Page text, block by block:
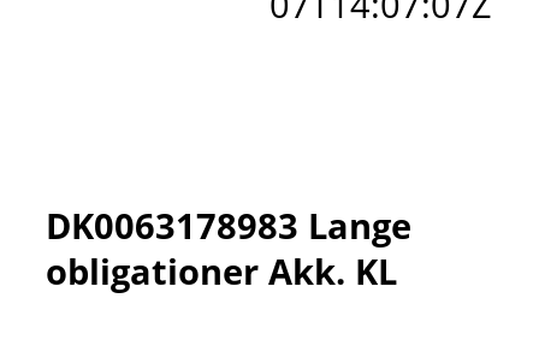
DK0063178983 Lange
obligationer Akk. KL